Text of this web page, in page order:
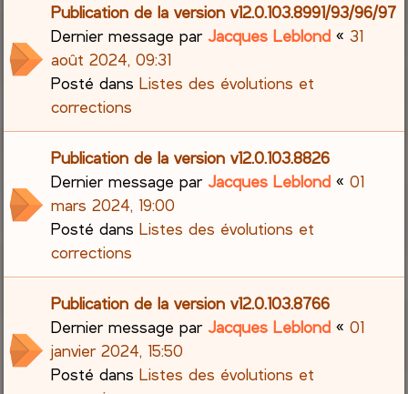
Publication de la version v12.0.103.8991/93/96/97
Dernier message parJacques Leblond «31
août 2024, 09:31
Posté dansListes des évolutions et
corrections
Publication de la version v12.0.103.8826
Dernier message parJacques Leblond «01
mars 2024, 19:00
Posté dansListes des évolutions et
corrections
Publication de la version v12.0.103.8766
Dernier message parJacques Leblond «01
janvier 2024, 15:50
Posté dansListes des évolutions et